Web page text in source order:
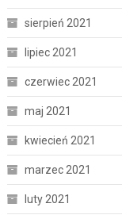
sierpień 2021
lipiec 2021
czerwiec 2021
maj 2021
kwiecień 2021
marzec 2021
luty 2021